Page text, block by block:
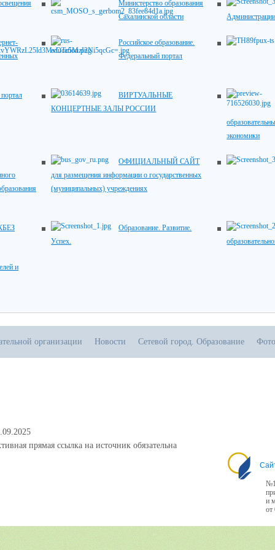
Министерство образования
Сахалинской области
Российское образование.
Федеральный портал
ВИРТУАЛЬНЫЕ
КОНЦЕРТНЫЕ ЗАЛЫ РОССИИ
экономики
ОФИЦИАЛЬНЫЙ САЙТ
для размещения информации о государственных
(муниципальных) учреждениях
Образование. Развитие.
Успех.
и
организации Новости Сетевой город. Образование
прямая ссылка на источник обязательна
и
от